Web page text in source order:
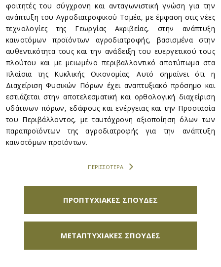
φοιτητές του σύγχρονη και ανταγωνιστική γνώση για την
ανάπτυξη του Αγροδιατροφικού Τομέα, με έμφαση στις νέες
τεχνολογίες της Γεωργίας Ακριβείας, στην ανάπτυξη
καινοτόμων προϊόντων αγροδιατροφής, βασισμένα στην
αυθεντικότητα τους και την ανάδειξη του ευεργετικού τους
πλούτου και με μειωμένο περιβαλλοντικό αποτύπωμα στα
πλαίσια της Κυκλικής Οικονομίας. Αυτό σημαίνει ότι η
Διαχείριση Φυσικών Πόρων έχει αναπτυξιακό πρόσημο και
εστιάζεται στην αποτελεσματική και ορθολογική διαχείριση
υδάτινων πόρων, εδάφους και ενέργειας και την Προστασία
του Περιβάλλοντος, με ταυτόχρονη αξιοποίηση όλων των
παραπροϊόντων της αγροδιατροφής για την ανάπτυξη
καινοτόμων προϊόντων.
ΠΕΡΙΣΣΟΤΕΡΑ
ΠΡΟΠΤΥΧΙΑΚΕΣ ΣΠΟΥΔΕΣ
ΜΕΤΑΠΤΥΧΙΑΚΕΣ ΣΠΟΥΔΕΣ